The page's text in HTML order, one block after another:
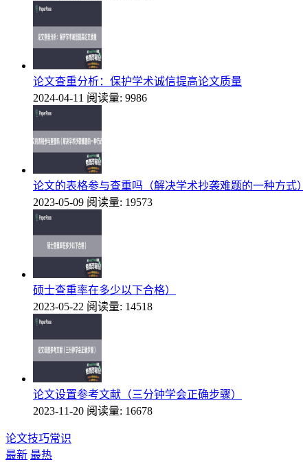
论文查重分析：保护学术诚信提高论文质量
2024-04-11 阅读量: 9986
论文的表格参与查重吗（解决学术抄袭难题的一种方式）
2023-05-09 阅读量: 19573
硕士查重率在多少以下合格）
2023-05-22 阅读量: 14518
论文设置参考文献（三分钟学会正确步骤）
2023-11-20 阅读量: 16678
论文技巧常识
最新 最热